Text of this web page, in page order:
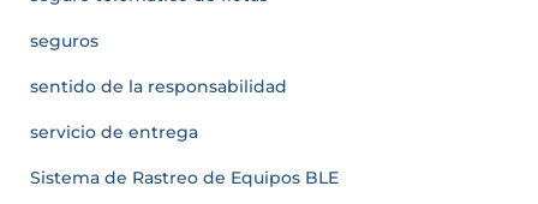
seguros
sentido de la responsabilidad
servicio de entrega
Sistema de Rastreo de Equipos BLE